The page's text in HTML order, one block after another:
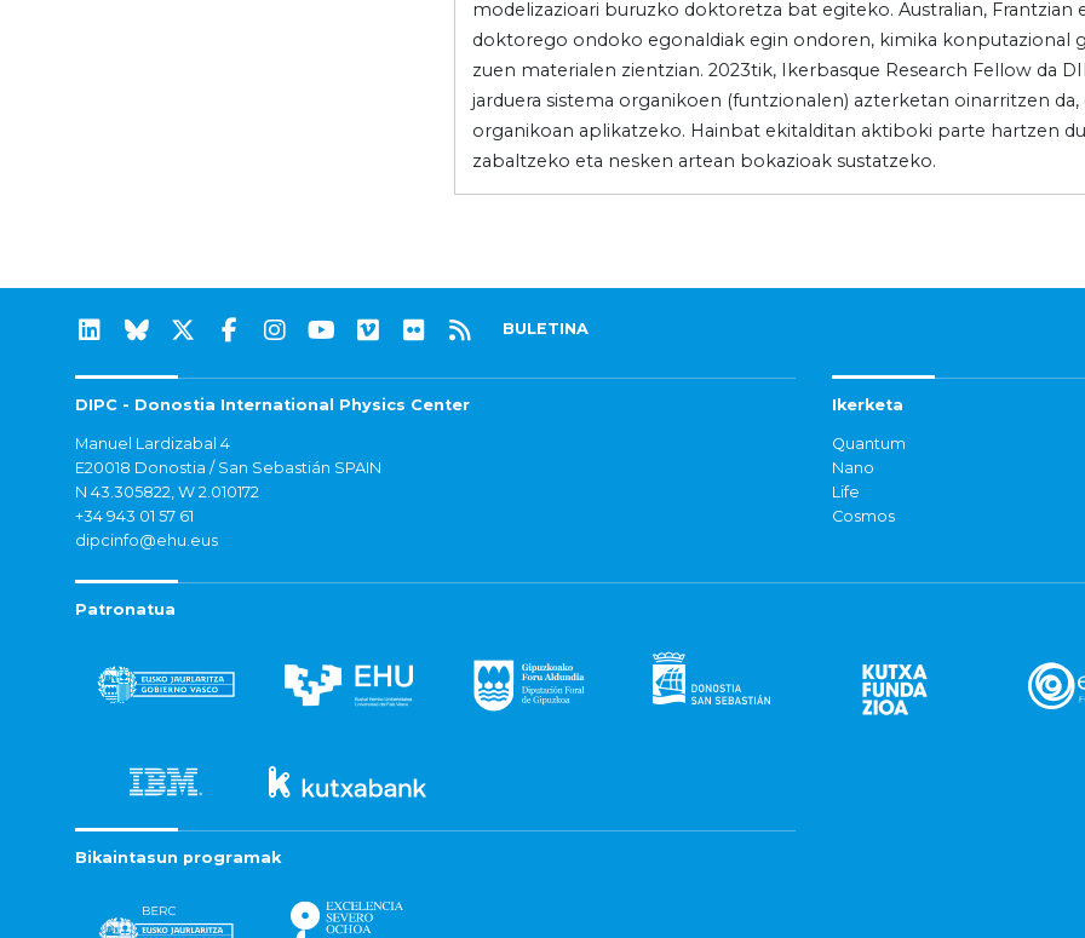
modelizazioari buruzko doktoretza bat egiteko. Australian, Frantzian
doktorego ondoko egonaldiak egin ondoren, kimika konputazional
zuen materialen zientzian. 2023tik, Ikerbasque Research Fellow da
jarduera sistema organikoen (funtzionalen) azterketan oinarritzen
organikoan aplikatzeko. Hainbat ekitalditan aktiboki parte hartzen
zabaltzeko eta nesken artean bokazioak sustatzeko.
BULETINA
DIPC - Donostia International Physics Center
Manuel Lardizabal 4
E20018 Donostia / San Sebastián SPAIN
N 43.305822, W 2.010172
+34 943 01 57 61
dipcinfo@ehu.eus
Ikerketa
Quantum
Nano
Life
Cosmos
Patronatua
Bikaintasun programak